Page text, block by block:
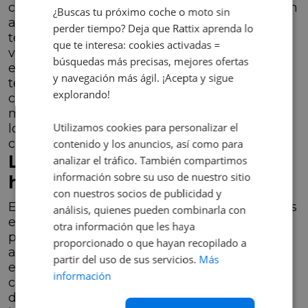
coche puede utilizar la técnica de "conducción
a vela" para reducir aún más el consumo. Esta
técnica consiste en aprovechar la inercia del
vehículo y dejarlo rodar sin necesidad de
empuje mecánico. Dependiendo del nivel de
tecnología incorporada en el vehículo, el
cambio automático puede desconectar el
motor o apagarse cuando no es necesario,
logrando un mayor nivel de eficiencia de
combustible.
Los coches eléctricos e
híbridos: nuevas posibilidades
En la era de la tecnología, los coches electricos
e hibridos han ampliado aún más las
posibilidades de las transmisiones
automáticas. En algunos híbridos, el motor
eléctrico está integrado en la propia caja de
cambios, lo que proporciona una experiencia
de conducción más suave y eficiente. Por otro
¿Buscas tu próximo coche o moto sin
perder tiempo? Deja que Rattix aprenda lo
que te interesa: cookies activadas =
búsquedas más precisas, mejores ofertas
y navegación más ágil. ¡Acepta y sigue
explorando!
Utilizamos cookies para personalizar el
contenido y los anuncios, así como para
analizar el tráfico. También compartimos
información sobre su uso de nuestro sitio
con nuestros socios de publicidad y
análisis, quienes pueden combinarla con
otra información que les haya
proporcionado o que hayan recopilado a
partir del uso de sus servicios. Más
información